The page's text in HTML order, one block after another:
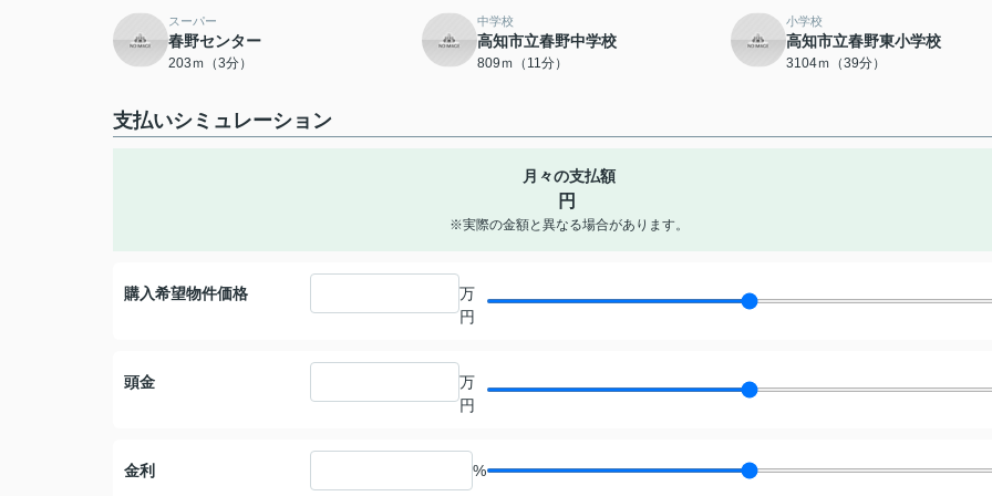
スーパー
春野センター
203ｍ（3分）
中学校
高知市立春野中学校
809ｍ（11分）
小学校
高知市立春野東小学校
3104ｍ（39分）
支払いシミュレーション
月々の支払額
円
※実際の金額と異なる場合があります。
購入希望物件価格
万
円
頭金
万
円
金利 %